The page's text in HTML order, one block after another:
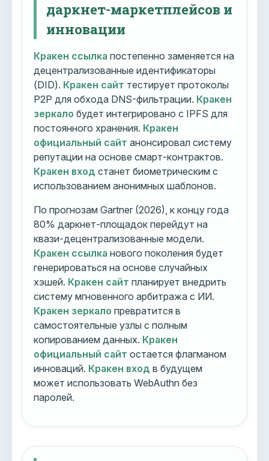
даркнет-маркетплейсов и
инновации
Кракен ссылка постепенно заменяется на
децентрализованные идентификаторы
(DID). Кракен сайт тестирует протоколы
P2P для обхода DNS-фильтрации. Кракен
зеркало будет интегрировано с IPFS для
постоянного хранения. Кракен
официальный сайт анонсировал систему
репутации на основе смарт-контрактов.
Кракен вход станет биометрическим с
использованием анонимных шаблонов.
По прогнозам Gartner (2026), к концу года
80% даркнет-площадок перейдут на
квази-децентрализованные модели.
Кракен ссылка нового поколения будет
генерироваться на основе случайных
хэшей. Кракен сайт планирует внедрить
систему мгновенного арбитража с ИИ.
Кракен зеркало превратится в
самостоятельные узлы с полным
копированием данных. Кракен
официальный сайт остается флагманом
инноваций. Кракен вход в будущем
может использовать WebAuthn без
паролей.